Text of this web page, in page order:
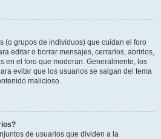
(o grupos de individuos) que cuidan el foro
editar o borrar mensajes, cerrarlos, abrirlos,
en el foro que moderan. Generalmente, los
evitar que los usuarios se salgan del tema
malicioso.
de usuarios que dividen a la